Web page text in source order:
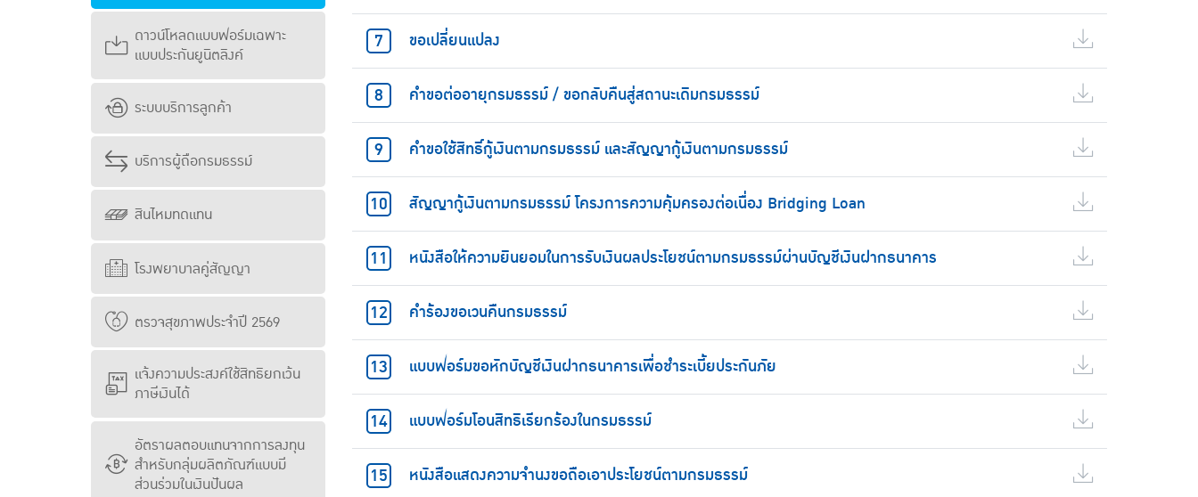
ดาวน์โหลดแบบฟอร์มเฉพาะ
แบบประกันยูนิตลิงค์
ระบบบริการลูกค้า
บริการผู้ถือกรมธรรม์
สินไหมทดแทน
โรงพยาบาลคู่สัญญา
ตรวจสุขภาพประจำปี 2569
แจ้งความประสงค์ใช้สิทธิยกเว้น
ภาษีเงินได้
อัตราผลตอบแทนจากการลงทุน
สำหรับกลุ่มผลิตภัณฑ์แบบมี
ส่วนร่วมในเงินปันผล
ขอเปลี่ยนแปลง
คำขอต่ออายุกรมธรรม์ / ขอกลับคืนสู่สถานะเดิมกรมธรรม์
คำขอใช้สิทธิ์กู้เงินตามกรมธรรม์ และสัญญากู้เงินตามกรมธรรม์
สัญญากู้เงินตามกรมธรรม์ โครงการความคุ้มครองต่อเนื่อง Bridging Loan
หนังสือให้ความยินยอมในการรับเงินผลประโยชน์ตามกรมธรรม์ผ่านบัญชีเงินฝากธนาคาร
คำร้องขอเวนคืนกรมธรรม์
แบบฟอร์มขอหักบัญชีเงินฝากธนาคารเพื่อชำระเบี้ยประกันภัย
แบบฟอร์มโอนสิทธิเรียกร้องในกรมธรรม์
หนังสือแสดงความจำนงขอถือเอาประโยชน์ตามกรมธรรม์